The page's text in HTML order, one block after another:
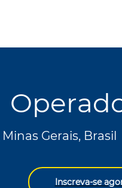
Gerais, Brasil
Inscreva-se